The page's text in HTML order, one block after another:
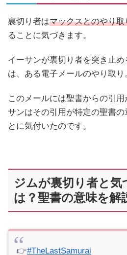
裏切り者はマックスとのやり
ることに気づきます。
イーサンが裏切り者を突き止
は、ある電子メールのやり取り
このメールには聖書からの引
サンはその引用が特定の聖書
とに気付いたのです。
ジムが裏切り者と気
は？聖書の意味を解
👉#TheLastSamurai